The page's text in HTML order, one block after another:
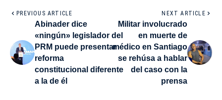
PREVIOUS ARTICLE
Abinader dice
«ningún» legislador del
PRM puede presentar
reforma
constitucional diferente
a la de él
NEXT ARTICLE
Militar involucrado
en muerte de
médico en Santiago
se rehúsa a hablar
del caso con la
prensa